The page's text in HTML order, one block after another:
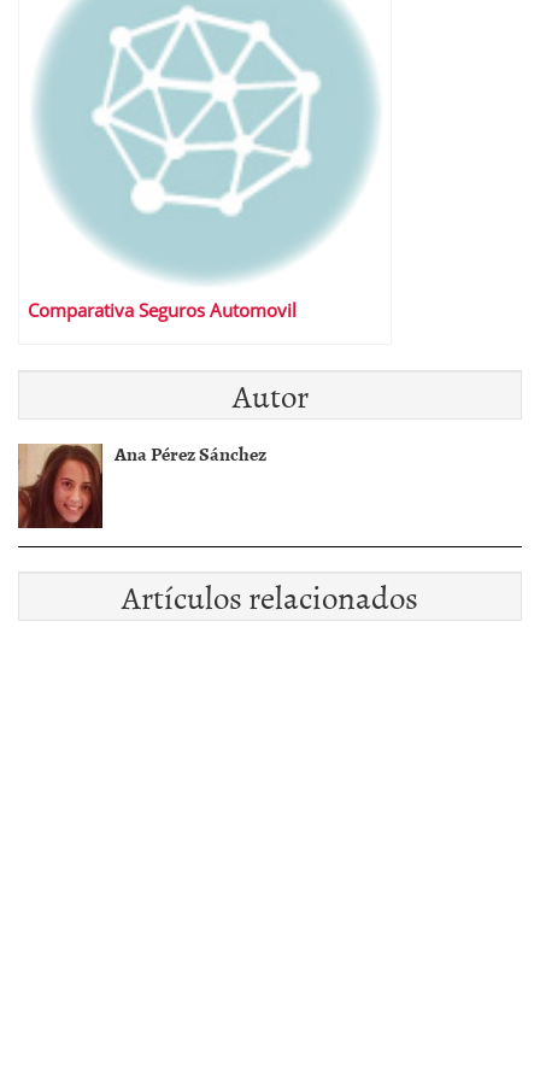
Comparativa Seguros Automovil
Autor
Ana Pérez Sánchez
Artículos relacionados